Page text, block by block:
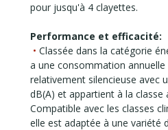
pour jusqu'à 4 clayettes.
Performance et efficacité:
• Classée dans la catégorie
a une consommation annuelle
relativement silencieuse avec
dB(A) et appartient à la classe
Compatible avec les classes
elle est adaptée à une variété